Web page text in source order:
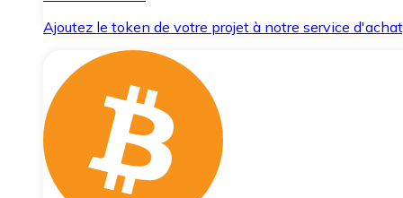
Ajoutez le token de votre projet à notre service